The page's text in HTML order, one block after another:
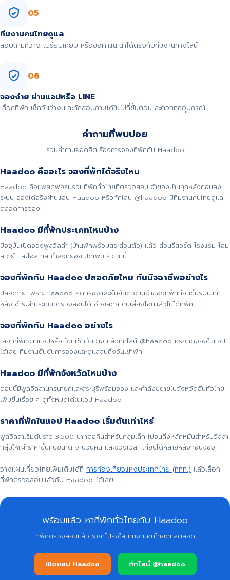
05
ทีมงานคนไทยดูแล
สอบถามที่ว่าง เปรียบเทียบ หรือขอคำแนะนำได้ตรงกับทีมงานทางไลน์
06
จองง่าย ผ่านแอปหรือ LINE
เลือกที่พัก เช็กวันว่าง และทักสอบถามได้ในไม่กี่ขั้นตอน สะดวกทุกอุปกรณ์
คำถามที่พบบ่อย
รวมคำถามยอดฮิตเรื่องการจองที่พักกับ Haadoo
Haadoo คืออะไร จองที่พักได้จริงไหม
Haadoo คือแพลตฟอร์มรวมที่พักทั่วไทยที่ตรวจสอบเจ้าของบ้านทุกหลังก่อนลง
ระบบ จองได้จริงผ่านแอป Haadoo หรือทักไลน์ @haadoo มีทีมงานคนไทยดูแล
ตลอดการจอง
Haadoo มีที่พักประเภทไหนบ้าง
ปัจจุบันเปิดจองพูลวิลล่า (บ้านพักพร้อมสระส่วนตัว) แล้ว ส่วนรีสอร์ต โรงแรม โฮม
สเตย์ และโฮสเทล กำลังทยอยเปิดเพิ่มเร็ว ๆ นี้
จองที่พักกับ Haadoo ปลอดภัยไหม กันมิจฉาชีพอย่างไร
ปลอดภัย เพราะ Haadoo คัดกรองและยืนยันตัวตนเจ้าของที่พักก่อนขึ้นระบบทุก
หลัง ชำระผ่านระบบที่ตรวจสอบได้ ช่วยลดความเสี่ยงโอนแล้วไม่ได้ที่พัก
จองที่พักกับ Haadoo อย่างไร
เลือกที่พักจากแอปหรือเว็บ เช็กวันว่าง แล้วทักไลน์ @haadoo หรือกดจองในแอป
ได้เลย ทีมงานยืนยันการจองและดูแลจนถึงวันเข้าพัก
Haadoo มีที่พักจังหวัดไหนบ้าง
ตอนนี้มีพูลวิลล่านครนายกและสระบุรีพร้อมจอง และกำลังขยายไปจังหวัดอื่นทั่วไทย
เพิ่มขึ้นเรื่อย ๆ ดูทั้งหมดได้ในแอป Haadoo
ราคาที่พักในแอป Haadoo เริ่มต้นเท่าไหร่
พูลวิลล่าเริ่มต้นราว 3,500 บาทต่อคืนสำหรับกลุ่มเล็ก ไปจนถึงหลักหมื่นสำหรับวิลล่า
กลุ่มใหญ่ ราคาขึ้นกับขนาด จำนวนคน และช่วงเวลา เทียบได้หลายหลังก่อนจอง
วางแผนเที่ยวไทยเพิ่มเติมได้ที่ การท่องเที่ยวแห่งประเทศไทย (ททท.) แล้วเลือก
ที่พักตรวจสอบแล้วกับ Haadoo ได้เลย
พร้อมแล้ว หาที่พักทั่วไทยกับ Haadoo
ที่พักตรวจสอบแล้ว ราคาโปร่งใส ทีมงานคนไทยดูแลตลอด
เปิดแอป Haadoo ทักไลน์ @haadoo